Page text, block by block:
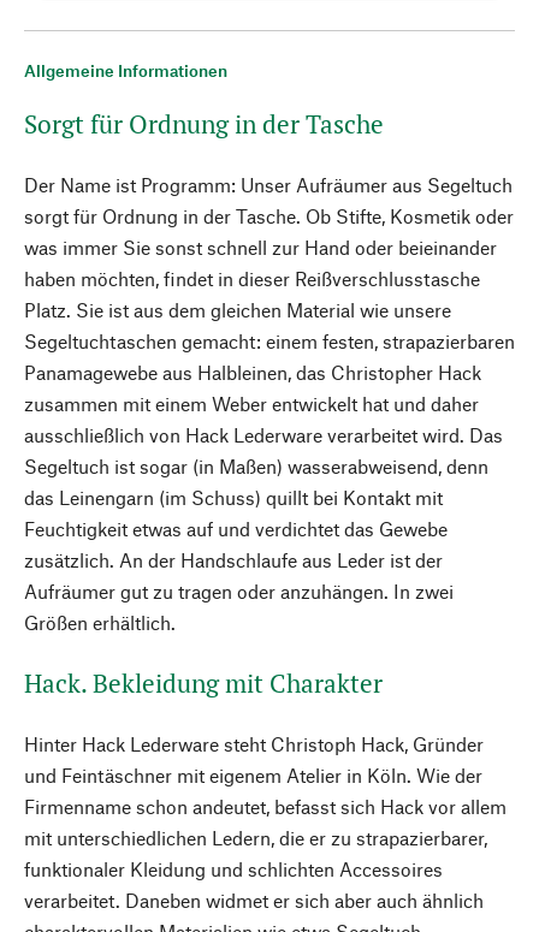
Allgemeine Informationen
Sorgt für Ordnung in der Tasche
Der Name ist Programm: Unser Aufräumer aus Segeltuch
sorgt für Ordnung in der Tasche. Ob Stifte, Kosmetik oder
was immer Sie sonst schnell zur Hand oder beieinander
haben möchten, findet in dieser Reißverschlusstasche
Platz. Sie ist aus dem gleichen Material wie unsere
Segeltuchtaschen gemacht: einem festen, strapazierbaren
Panamagewebe aus Halbleinen, das Christopher Hack
zusammen mit einem Weber entwickelt hat und daher
ausschließlich von Hack Lederware verarbeitet wird. Das
Segeltuch ist sogar (in Maßen) wasserabweisend, denn
das Leinengarn (im Schuss) quillt bei Kontakt mit
Feuchtigkeit etwas auf und verdichtet das Gewebe
zusätzlich. An der Handschlaufe aus Leder ist der
Aufräumer gut zu tragen oder anzuhängen. In zwei
Größen erhältlich.
Hack. Bekleidung mit Charakter
Hinter Hack Lederware steht Christoph Hack, Gründer
und Feintäschner mit eigenem Atelier in Köln. Wie der
Firmenname schon andeutet, befasst sich Hack vor allem
mit unterschiedlichen Ledern, die er zu strapazierbarer,
funktionaler Kleidung und schlichten Accessoires
verarbeitet. Daneben widmet er sich aber auch ähnlich